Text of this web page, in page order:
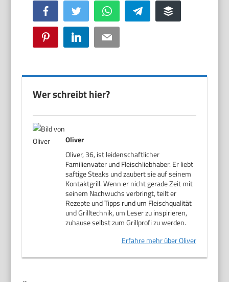
Facebook Twitter WhatsApp Telegram Buffer
Pinterest LinkedIn Email
Wer schreibt hier?
Oliver
Oliver, 36, ist leidenschaftlicher
Familienvater und Fleischliebhaber. Er liebt
saftige Steaks und zaubert sie auf seinem
Kontaktgrill. Wenn er nicht gerade Zeit mit
seinem Nachwuchs verbringt, teilt er
Rezepte und Tipps rund um Fleischqualität
und Grilltechnik, um Leser zu inspirieren,
zuhause selbst zum Grillprofi zu werden.
Erfahre mehr über Oliver